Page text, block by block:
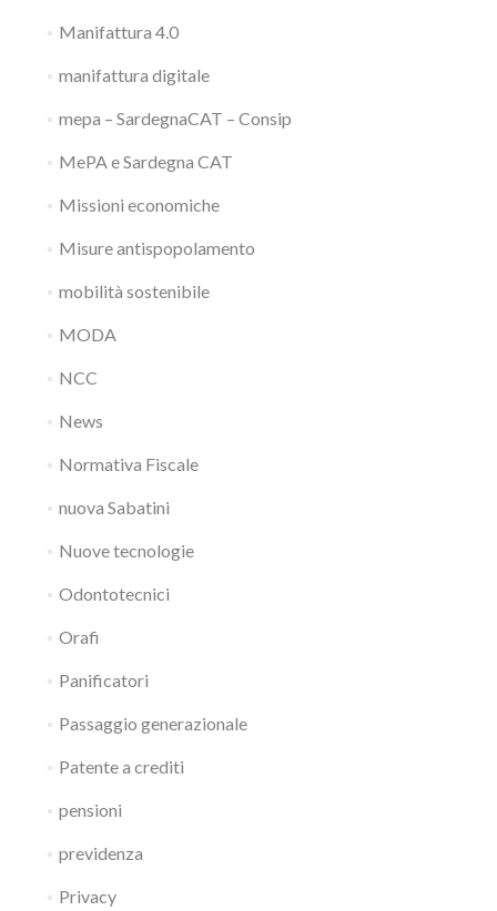
Manifattura 4.0
manifattura digitale
mepa – SardegnaCAT – Consip
MePA e Sardegna CAT
Missioni economiche
Misure antispopolamento
mobilità sostenibile
MODA
NCC
News
Normativa Fiscale
nuova Sabatini
Nuove tecnologie
Odontotecnici
Orafi
Panificatori
Passaggio generazionale
Patente a crediti
pensioni
previdenza
Privacy